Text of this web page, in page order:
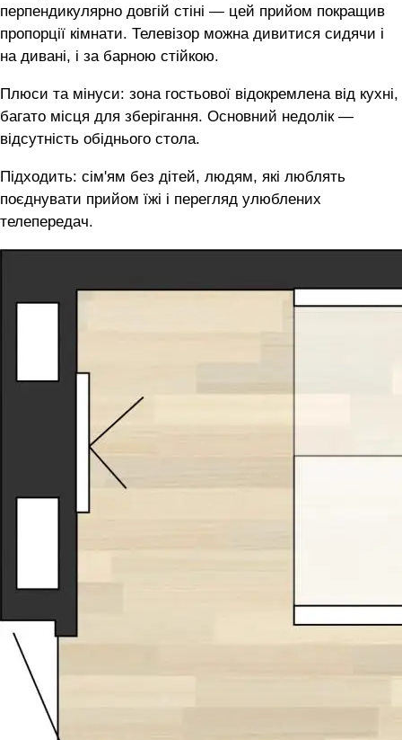
перпендикулярно довгій стіні — цей прийом покращив
пропорції кімнати. Телевізор можна дивитися сидячи і
на дивані, і за барною стійкою.
Плюси та мінуси: зона гостьової відокремлена від кухні,
багато місця для зберігання. Основний недолік —
відсутність обіднього стола.
Підходить: сім'ям без дітей, людям, які люблять
поєднувати прийом їжі і перегляд улюблених
телепередач.